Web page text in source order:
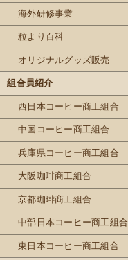
海外研修事業
粒より百科
オリジナルグッズ販売
組合員紹介
西日本コーヒー商工組合
中国コーヒー商工組合
兵庫県コーヒー商工組合
大阪珈琲商工組合
京都珈琲商工組合
中部日本コーヒー商工組合
東日本コーヒー商工組合